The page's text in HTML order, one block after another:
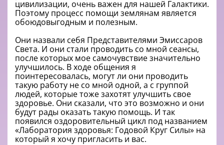
цивилизации, очень важен для нашей Галактики.
Поэтому процесс помощи землянам является
обоюдовыгодным и полезным.
Они назвали себя Представителями Эмиссаров
Света. И они стали проводить со мной сеансы,
после которых мое самочувствие значительно
улучшилось. В ходе общения я
поинтересовалась, могут ли они проводить
такую работу не со мной одной, а с группой
людей, которые тоже захотят улучшить свое
здоровье. Они сказали, что это возможно и они
будут рады оказать такую помощь. И так
появился оздоровительный цикл под названием
«Лаборатория здоровья: Годовой Круг Силы» на
который я хочу пригласить и вас.